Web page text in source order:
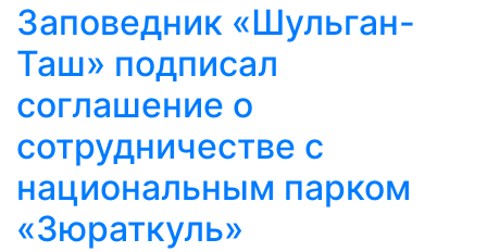
Заповедник «Шульган-
Таш» подписал
соглашение о
сотрудничестве с
национальным парком
«Зюраткуль»